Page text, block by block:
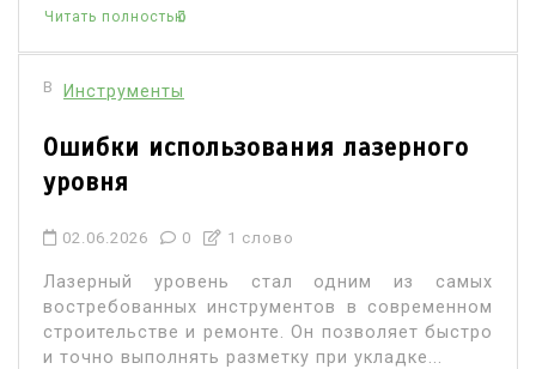
Читать полностью
В Инструменты
Ошибки использования лазерного
уровня
02.06.2026 0 1 слово
Лазерный уровень стал одним из самых
востребованных инструментов в современном
строительстве и ремонте. Он позволяет быстро
и точно выполнять разметку при укладке...